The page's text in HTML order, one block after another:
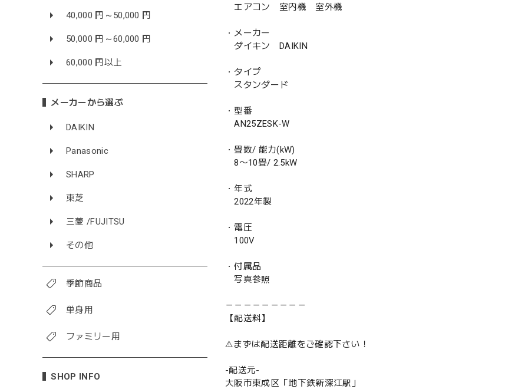
40,000 円～50,000 円
50,000 円～60,000 円
60,000 円以上
メーカーから選ぶ
DAIKIN
Panasonic
SHARP
東芝
三菱 /FUJITSU
その他
季節商品
単身用
ファミリー用
SHOP INFO
エアコン 室内機 室外機
・メーカー
ダイキン DAIKIN
・タイプ
スタンダード
・型番
AN25ZESK-W
・畳数/ 能力(kW)
8〜10畳/ 2.5kW
・年式
2022年製
・電圧
100V
・付属品
写真参照
－－－－－－－－－
【配送料】
⚠️まずは配送距離をご確認下さい！
-配送元-
大阪市東成区「地下鉄新深江駅」